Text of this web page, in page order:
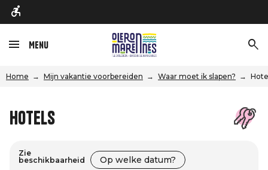
Menu
Home Mijn vakantie voorbereiden Waar moet ik slapen?
Hotels
Zie
beschikbaarheid
Op welke datum?